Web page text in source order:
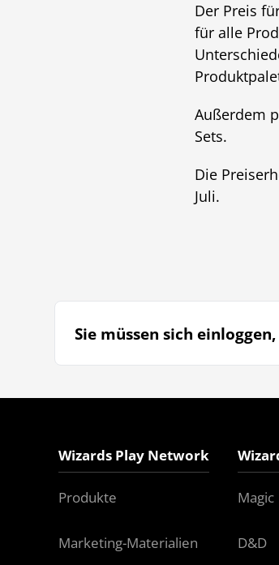
Der Preis
für alle
Außerdem
Sets.
Die
Juli.
Sie müssen sich
Wizards Play Network
Produkte
Marketing-Materialien
Magic
D&D